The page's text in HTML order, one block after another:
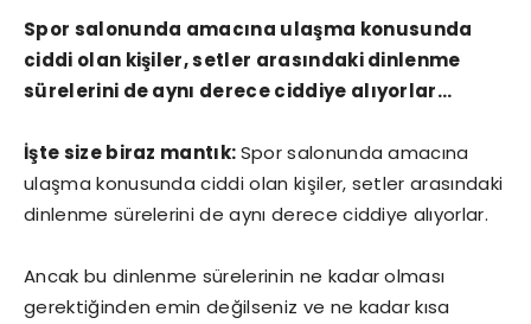
Spor salonunda amacına ulaşma konusunda
ciddi olan kişiler, setler arasındaki dinlenme
sürelerini de aynı derece ciddiye alıyorlar…
İşte size biraz mantık:Spor salonunda amacına
ulaşma konusunda ciddi olan kişiler, setler arasındaki
dinlenme sürelerini de aynı derece ciddiye alıyorlar.
Ancak bu dinlenme sürelerinin ne kadar olması
gerektiğinden emin değilseniz ve ne kadar kısa